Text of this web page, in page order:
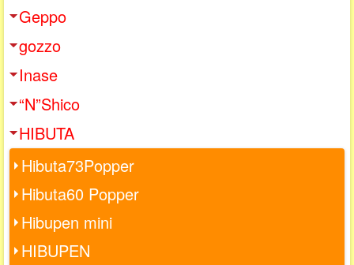
Geppo
gozzo
Inase
“N”Shico
HIBUTA
Hibuta73Popper
Hibuta60 Popper
Hibupen mini
HIBUPEN